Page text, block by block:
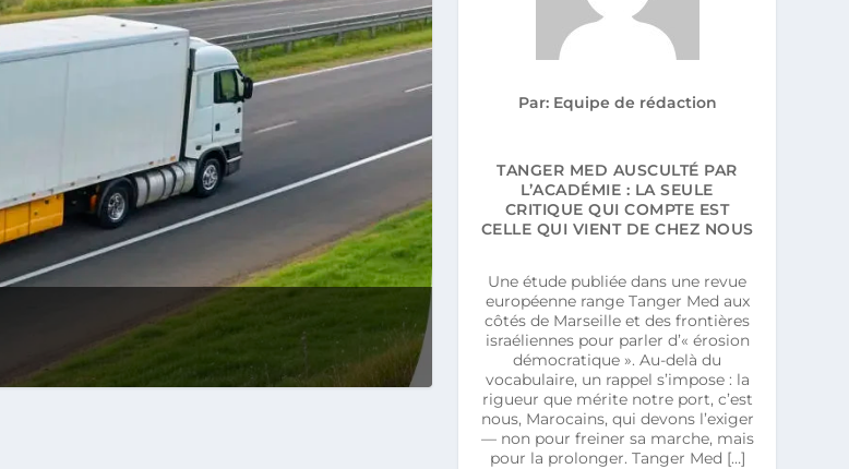
Par: Equipe de rédaction
TANGER MED AUSCULTÉ PAR
L’ACADÉMIE : LA SEULE
CRITIQUE QUI COMPTE EST
CELLE QUI VIENT DE CHEZ NOUS
Une étude publiée dans une revue
européenne range Tanger Med aux
côtés de Marseille et des frontières
israéliennes pour parler d’« érosion
démocratique ». Au-delà du
vocabulaire, un rappel s’impose : la
rigueur que mérite notre port, c’est
nous, Marocains, qui devons l’exiger
— non pour freiner sa marche, mais
pour la prolonger. Tanger Med […]